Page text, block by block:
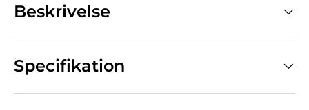
Beskrivelse
Specifikation